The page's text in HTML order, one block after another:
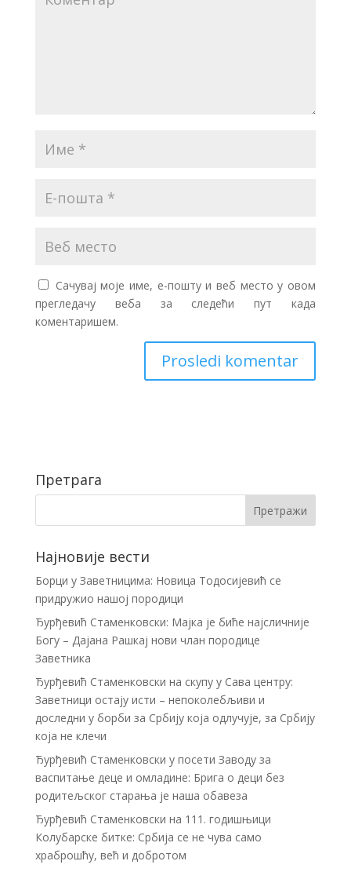
Сачувај моје име, е-пошту и веб место у овом
прегледачу веба за следећи пут када
коментаришем.
Претрага
Најновије вести
Борци у Заветницима: Новица Тодосијевић се
придружио нашој породици
Ђурђевић Стаменковски: Мајка је биће најсличније
Богу – Дајана Рашкај нови члан породице
Заветника
Ђурђевић Стаменковски на скупу у Сава центру:
Заветници остају исти – непоколебљиви и
доследни у борби за Србију која одлучује, за Србију
која не клечи
Ђурђевић Стаменковски у посети Заводу за
васпитање деце и омладине: Брига о деци без
родитељског старања је наша обавеза
Ђурђевић Стаменковски на 111. годишњици
Колубарске битке: Србија се не чува само
храброшћу, већ и добротом